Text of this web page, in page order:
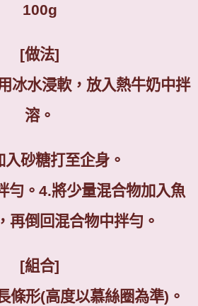
100g
[做法]
冰水浸軟，放入熱牛奶中拌
溶。
入砂糖打至企身。
勻。 4.將少量混合物加入魚
再倒回混合物中拌勻。
[組合]
條形(高度以慕絲圈為準) 。